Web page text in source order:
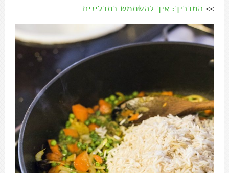
>> המדריך: איך להשתמש בתבלינים